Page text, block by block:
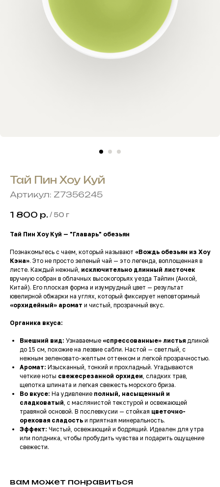
Тай Пин Хоу Куй
Артикул: Z7356245
1 800 р. / 50 г
Тай Пин Хоу Куй — "Главарь" обезьян
Познакомьтесь с чаем, который называют «Вождь обезьян из Хоу
Кэна». Это не просто зеленый чай — это легенда, воплощенная в
листе. Каждый нежный, исключительно длинный листочек
вручную собран в облачных высокогорьях уезда Тайпин (Анхой,
Китай). Его плоская форма и изумрудный цвет — результат
ювелирной обжарки на углях, который фиксирует неповторимый
«орхидейный» аромат и чистый, прозрачный вкус.
Органика вкуса:
Внешний вид: Узнаваемые «спрессованные» листья длиной
до 15 см, похожие на лезвие сабли. Настой — светлый, с
нежным зеленовато-желтым оттенком и легкой прозрачностью.
Аромат: Изысканный, тонкий и прохладный. Угадываются
четкие ноты свежесрезанной орхидеи , сладких трав,
щепотка шпината и легкая свежесть морского бриза.
Во вкусе: На удивление полный, насыщенный и
сладковатый , с маслянистой текстурой и освежающей
травяной основой. В послевкусии — стойкая цветочно-
ореховая сладость и приятная минеральность.
Эффект: Чистый, освежающий и бодрящий. Идеален для утра
или полдника, чтобы пробудить чувства и подарить ощущение
свежести.
вам может понравиться